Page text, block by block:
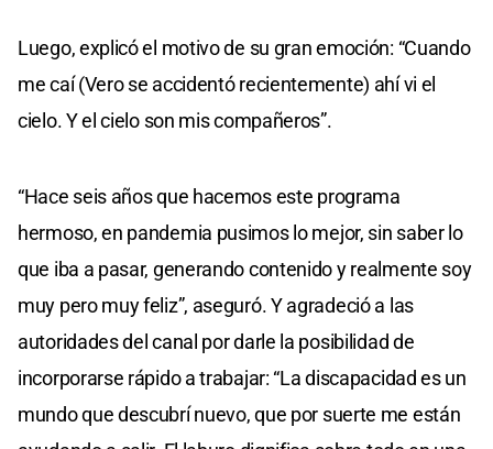
Luego, explicó el motivo de su gran emoción: “Cuando
me caí (Vero se accidentó recientemente) ahí vi el
cielo. Y el cielo son mis compañeros”.
“Hace seis años que hacemos este programa
hermoso, en pandemia pusimos lo mejor, sin saber lo
que iba a pasar, generando contenido y realmente soy
muy pero muy feliz”, aseguró. Y agradeció a las
autoridades del canal por darle la posibilidad de
incorporarse rápido a trabajar: “La discapacidad es un
mundo que descubrí nuevo, que por suerte me están